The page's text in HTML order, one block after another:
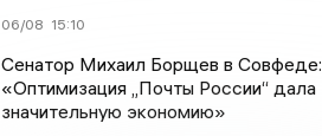
06/08 15:10
Сенатор Михаил Борщев в Совфеде:
«Оптимизация „Почты России“ дала
значительную экономию»